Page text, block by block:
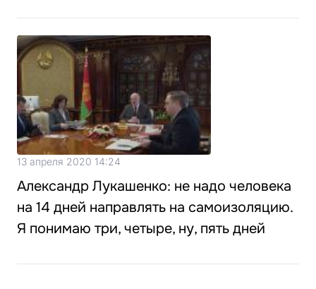
13 апреля 2020 14:24
Александр Лукашенко: не надо человека
на 14 дней направлять на самоизоляцию.
Я понимаю три, четыре, ну, пять дней